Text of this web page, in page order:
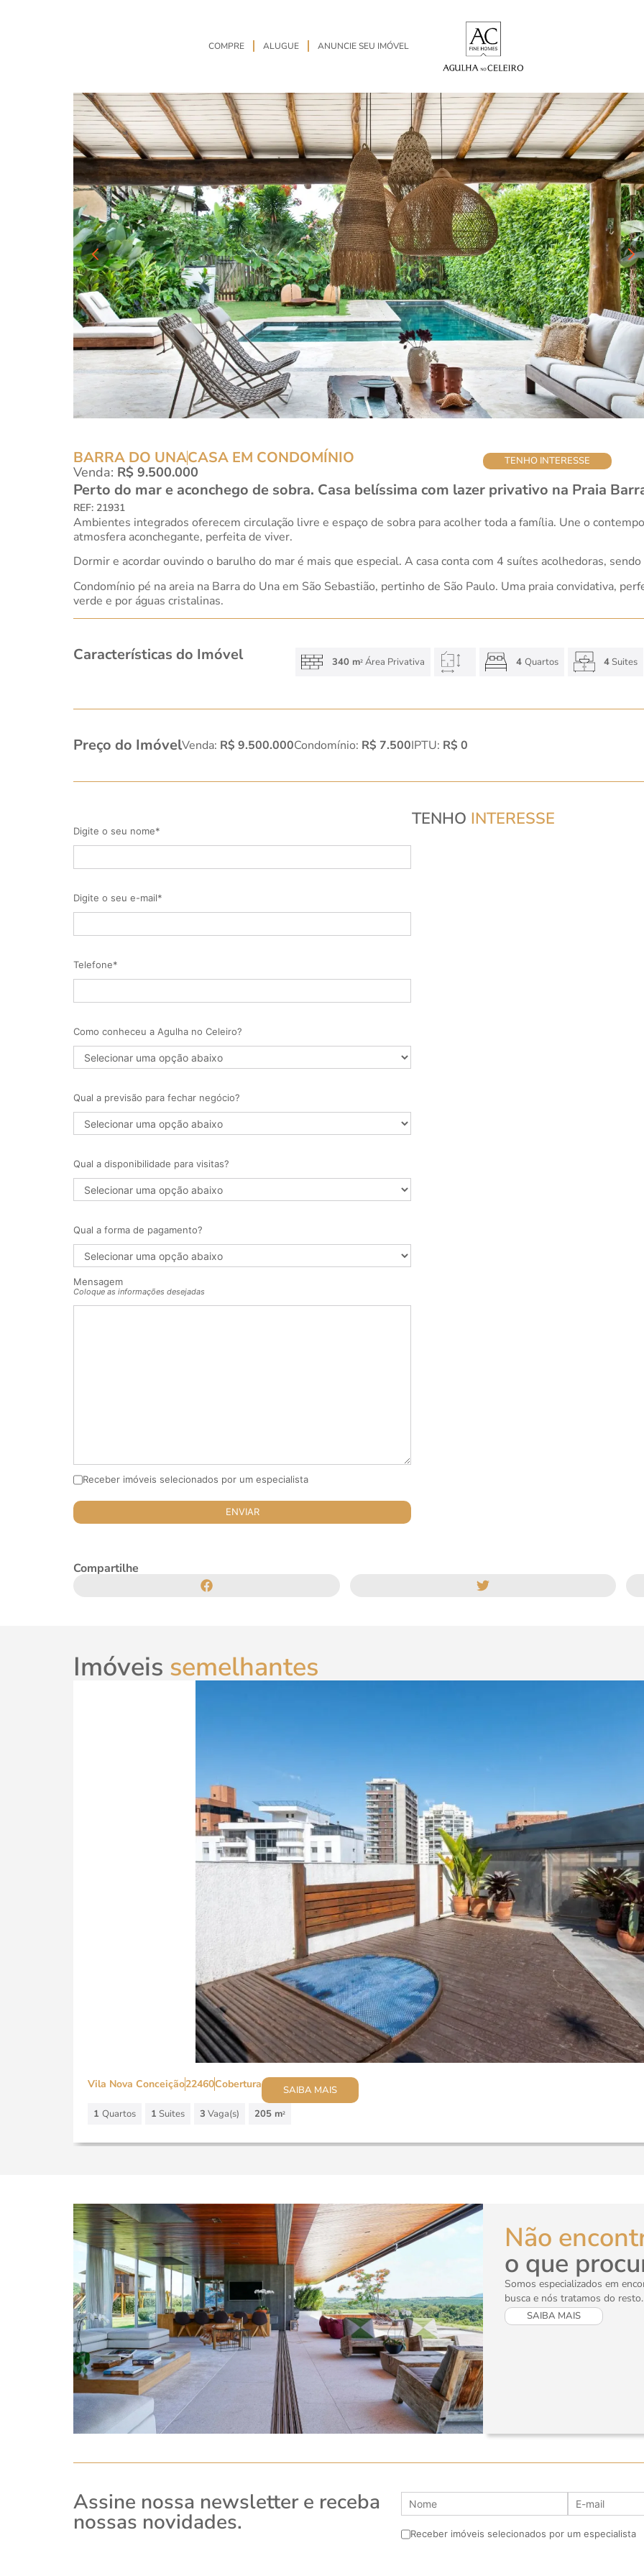
COMPRE ALUGUE ANUNCIE SEU IMÓVEL
BARRA DO UNACASA EM CONDOMÍNIO
Venda: R$ 9.500.000
TENHO INTERESSE
Perto do mar e aconchego de sobra. Casa belíssima com lazer privativo na Praia
REF: 21931
Ambientes integrados oferecem circulação livre e espaço de sobra para acolher toda a família. Une o
atmosfera aconchegante, perfeita de viver.
Dormir e acordar ouvindo o barulho do mar é mais que especial. A casa conta com 4 suítes acolhedoras,
Condomínio pé na areia na Barra do Una em São Sebastião, pertinho de São Paulo. Uma praia convidativa,
verde e por águas cristalinas.
Características do Imóvel 340 m2Área Privativa 4 Quartos 4 Suites
Preço do ImóvelVenda: R$ 9.500.000Condomínio: R$ 7.500IPTU: R$ 0
TENHO INTERESSE
Digite o seu nome*
Digite o seu e-mail*
Telefone*
Como conheceu a Agulha no Celeiro?
Qual a previsão para fechar negócio?
Qual a disponibilidade para visitas?
Qual a forma de pagamento?
Mensagem
Coloque as informações desejadas
Receber imóveis selecionados por um especialista
Compartilhe
Imóveis semelhantes
Vila Nova Conceição22460Cobertura
SAIBA MAIS
1 Quartos 1 Suites 3 Vaga(s) 205 m2
Não
o que
Somos especializados em
busca e nós tratamos do resto.
SAIBA MAIS
Assine nossa newsletter e receba
nossas novidades. Receber imóveis selecionados por um especialista